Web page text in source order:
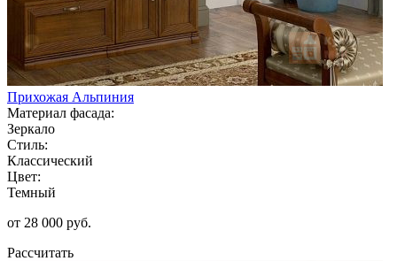
Прихожая Альпиния
Материал фасада:
Зеркало
Стиль:
Классический
Цвет:
Темный
от 28 000 руб.
Рассчитать